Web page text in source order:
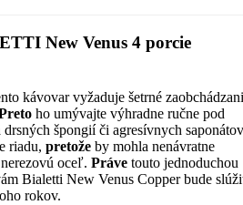
New Venus 4 porcie
kávovar vyžaduje šetrné
ho umývajte výhradne ručne pod
špongií či agresívnych
riadu, pretože by mohla nenávratne
oceľ. Práve touto jednoduchou
Bialetti New Venus Copper bude
rokov.